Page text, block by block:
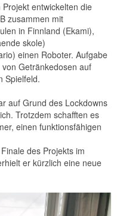
entwickelten die
zusammen mit
in Finnland (Ekami),
skole)
einen Roboter. Aufgabe
Getränkedosen auf
Spielfeld.
auf Grund des Lockdowns
Trotzdem schafften es
einen funktionsfähigen
des Projekts im
er kürzlich eine neue